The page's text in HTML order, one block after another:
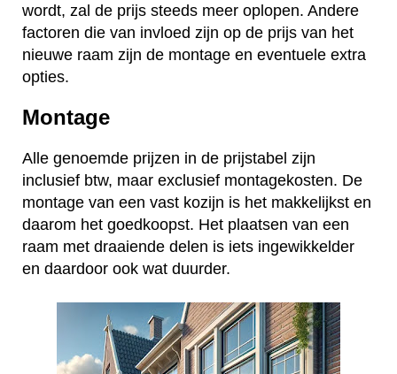
wordt, zal de prijs steeds meer oplopen. Andere
factoren die van invloed zijn op de prijs van het
nieuwe raam zijn de montage en eventuele extra
opties.
Montage
Alle genoemde prijzen in de prijstabel zijn
inclusief btw, maar exclusief montagekosten. De
montage van een vast kozijn is het makkelijkst en
daarom het goedkoopst. Het plaatsen van een
raam met draaiende delen is iets ingewikkelder
en daardoor ook wat duurder.